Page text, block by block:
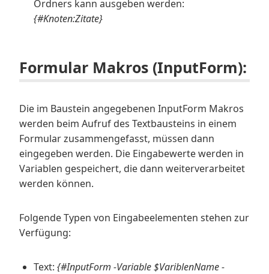
Ordners kann ausgeben werden:
{#Knoten:Zitate}
Formular Makros (InputForm):
Die im Baustein angegebenen InputForm Makros
werden beim Aufruf des Textbausteins in einem
Formular zusammengefasst, müssen dann
eingegeben werden. Die Eingabewerte werden in
Variablen gespeichert, die dann weiterverarbeitet
werden können.
Folgende Typen von Eingabeelementen stehen zur
Verfügung:
Text: {#InputForm -Variable $VariblenName -